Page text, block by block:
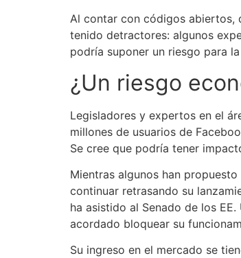
Al contar con códigos abiertos,
tenido detractores: algunos
podría suponer un riesgo para
¿Un riesgo
Legisladores y expertos en el
millones de usuarios de
Se cree que podría tener
Mientras algunos han
continuar retrasando su
ha asistido al Senado de los
acordado bloquear su
Su ingreso en el mercado se